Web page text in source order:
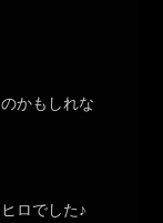
かもしれな
ロでした♪